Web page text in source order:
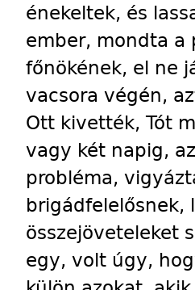
énekeltek, és
ember, mondta a
főnökének, el ne
vacsora végén,
Ott kivették, Tót
vagy két napig,
probléma,
brigádfelelősnek,
összejöveteleket
egy, volt úgy,